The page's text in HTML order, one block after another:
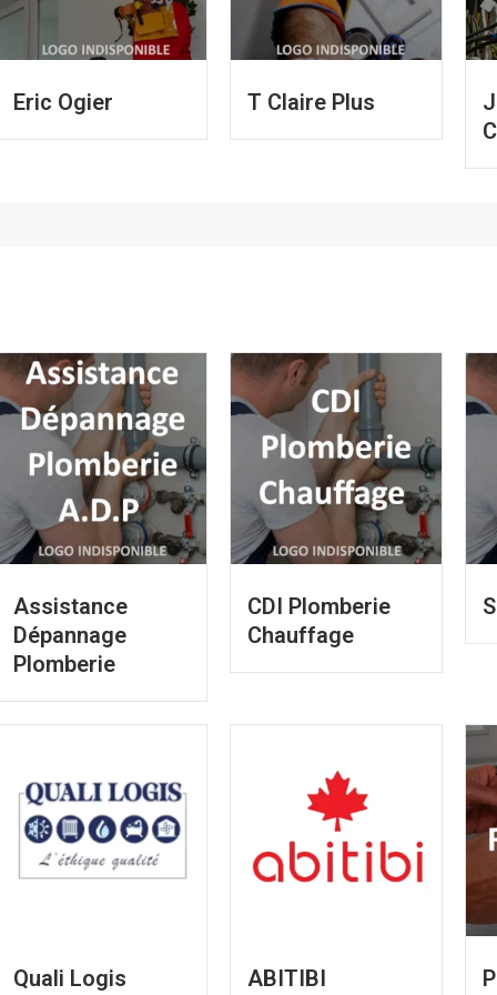
Eric Ogier T Claire Plus
Assistance
Dépannage
Plomberie
CDI Plomberie
Chauffage
Quali Logis ABITIBI